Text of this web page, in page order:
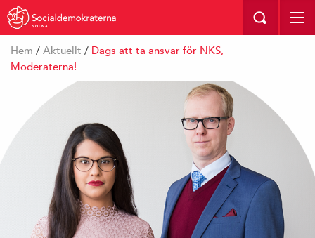
SOLNA
Hem / Aktuellt / Dags att ta ansvar för NKS,
Moderaterna!